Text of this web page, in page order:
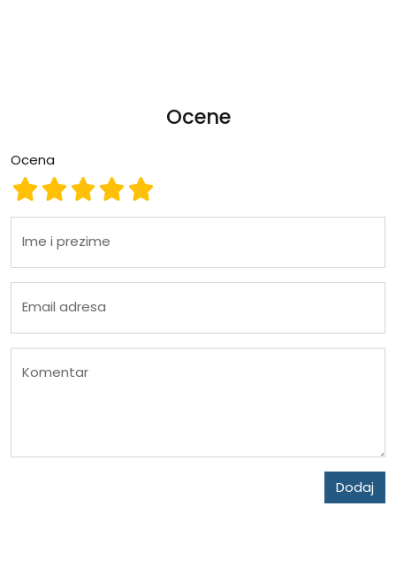
Ocene
Ocena
Ocena 5
Ocena 4
Ocena 3
Ocena 2
Ocena 1
Ime i prezime
Email adresa
Komentar
Dodaj